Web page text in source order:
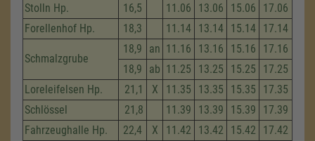
Stolln Hp.
16,5 11.06 13.06 15.06
17.06
Forellenhof Hp.
18,3 11.14 13.14 15.14 17.14
Schmalzgrube
18,9 an 11.16 13.16 15.16
17.16
18,9
ab 11.25 13.25 15.25
17.25
Loreleifelsen Hp.
21,1 X 11.35 13.35 15.35
17.35
Schlössel
21,8 11.39 13.39 15.39
17.39
Fahrzeug­halle Hp.
22,4 X 11.42 13.42 15.42 17.42